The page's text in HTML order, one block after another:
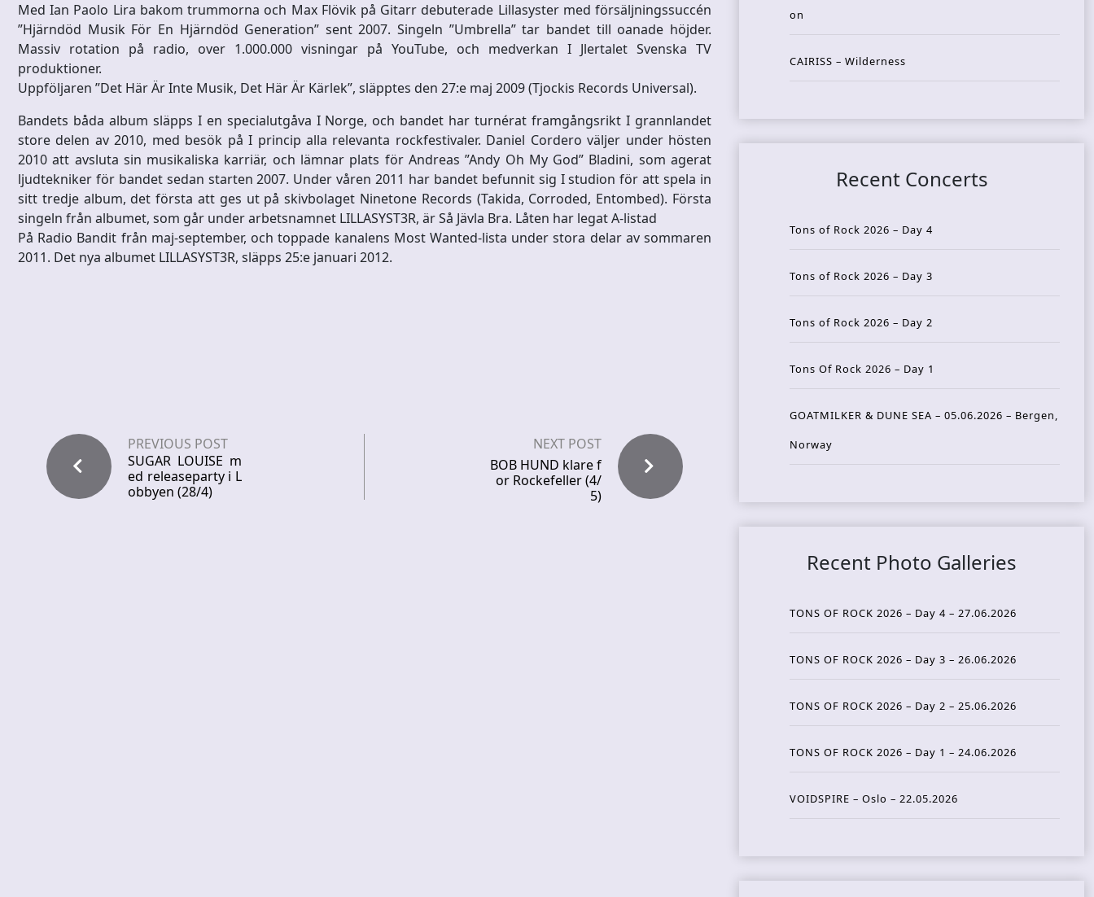
Med Ian Paolo Lira bakom trummorna och Max Flövik på Gitarr debuterade Lillasyster med försäljningssuccén
”Hjärndöd Musik För En Hjärndöd Generation” sent 2007. Singeln ”Umbrella” tar bandet till oanade höjder.
Massiv rotation på radio, over 1.000.000 visningar på YouTube, och medverkan I Jlertalet Svenska TV
produktioner.
Uppföljaren ”Det Här Är Inte Musik, Det Här Är Kärlek”, släpptes den 27:e maj 2009 (Tjockis Records Universal).
Bandets båda album släpps I en specialutgåva I Norge, och bandet har turnérat framgångsrikt I grannlandet
store delen av 2010, med besök på I princip alla relevanta rockfestivaler. Daniel Cordero väljer under hösten
2010 att avsluta sin musikaliska karriär, och lämnar plats för Andreas ”Andy Oh My God” Bladini, som agerat
ljudtekniker för bandet sedan starten 2007. Under våren 2011 har bandet befunnit sig I studion för att spela in
sitt tredje album, det första att ges ut på skivbolaget Ninetone Records (Takida, Corroded, Entombed). Första
singeln från albumet, som går under arbetsnamnet LILLASYST3R, är Så Jävla Bra. Låten har legat A-listad
På Radio Bandit från maj-september, och toppade kanalens Most Wanted-lista under stora delar av sommaren
2011. Det nya albumet LILLASYST3R, släpps 25:e januari 2012.
PREVIOUS POST
SUGAR LOUISE m
ed releaseparty i L
obbyen (28/4)
NEXT POST
BOB HUND klare f
or Rockefeller (4/
5)
on
CAIRISS – Wilderness
Recent Concerts
Tons of Rock 2026 – Day 4
Tons of Rock 2026 – Day 3
Tons of Rock 2026 – Day 2
Tons Of Rock 2026 – Day 1
GOATMILKER & DUNE SEA – 05.06.2026 – Bergen,
Norway
Recent Photo Galleries
TONS OF ROCK 2026 – Day 4 – 27.06.2026
TONS OF ROCK 2026 – Day 3 – 26.06.2026
TONS OF ROCK 2026 – Day 2 – 25.06.2026
TONS OF ROCK 2026 – Day 1 – 24.06.2026
VOIDSPIRE – Oslo – 22.05.2026